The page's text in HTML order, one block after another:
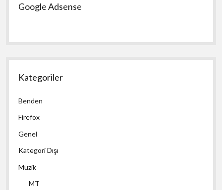
Google Adsense
Kategoriler
Benden
Firefox
Genel
Kategori Dışı
Müzik
MT